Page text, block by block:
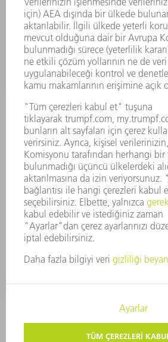
SEKTÖRLER
ŞIRKET
KARIYER
SUNULAN POZISYONLAR
ŞIRKET PROFILI
YÖNETIM
FAALIYET RAPORU
ŞIRKET PRENSIPLERI
MEVZUATLARA UYUM
BILDIRIM SISTEMI
GÜVENLIK
BASIN BÜLTENLERI
DERGILER
SÜRDÜRÜLEBILIRLIK
ÇEVRE VE IKLIM
SOSYAL VE TOPLUMSAL KONULAR
ŞIRKET YÖNETIMI
TELIF HAKKI VE TESCILLI
KULLANIM KOŞULLARI
GIZLILIK AYARLARI